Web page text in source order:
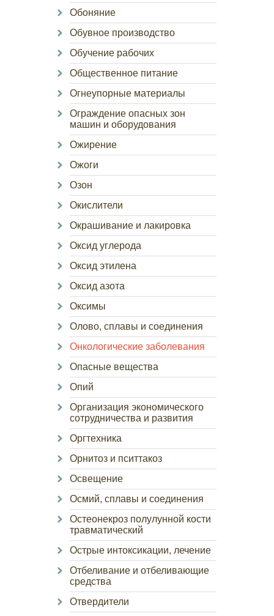
Обоняние
Обувное производство
Обучение рабочих
Общественное питание
Огнеупорные материалы
Ограждение опасных зон
машин и оборудования
Ожирение
Ожоги
Озон
Окислители
Окрашивание и лакировка
Оксид углерода
Оксид этилена
Оксид азота
Оксимы
Олово, сплавы и соединения
Онкологические заболевания
Опасные вещества
Опий
Организация экономического
сотрудничества и развития
Оргтехника
Орнитоз и пситтакоз
Освещение
Осмий, сплавы и соединения
Остеонекроз полулунной кости
травматический
Острые интоксикации, лечение
Отбеливание и отбеливающие
средства
Отвердители